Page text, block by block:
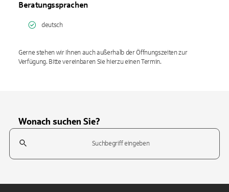
Beratungssprachen
deutsch
Gerne stehen wir Ihnen auch außerhalb der Öffnungszeiten zur
Verfügung. Bitte vereinbaren Sie hierzu einen Termin.
Wonach suchen Sie?
Suchfeld